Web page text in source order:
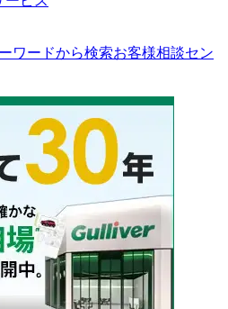
ワードから検索お客様相談セン